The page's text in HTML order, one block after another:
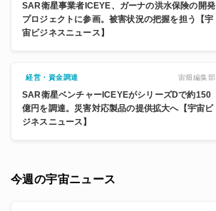
SAR衛星事業者ICEYE、ガーナの洪水保険の開発
プロジェクトに参画。被害状況の把握を担う【宇
宙ビジネスニュース】
経営・資金調達 宙畑編集部
SAR衛星ベンチャーICEYEがシリーズDで約150
億円を調達。災害対応製品の提供拡大へ【宇宙ビ
ジネスニュース】
今週の宇宙ニュース